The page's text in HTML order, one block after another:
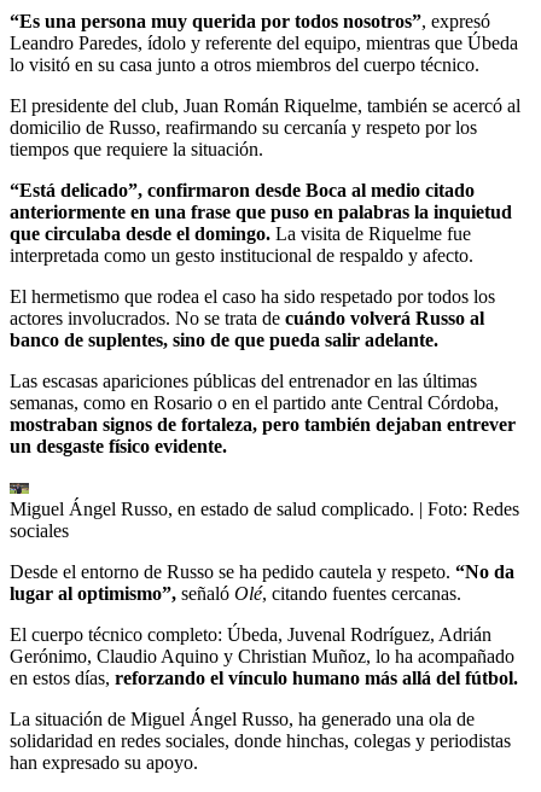
“Es una persona muy querida por todos nosotros”, expresó
Leandro Paredes, ídolo y referente del equipo, mientras que Úbeda
lo visitó en su casa junto a otros miembros del cuerpo técnico.
El presidente del club, Juan Román Riquelme, también se acercó al
domicilio de Russo, reafirmando su cercanía y respeto por los
tiempos que requiere la situación.
“Está delicado”, confirmaron desde Boca al medio citado
anteriormente en una frase que puso en palabras la inquietud
que circulaba desde el domingo. La visita de Riquelme fue
interpretada como un gesto institucional de respaldo y afecto.
El hermetismo que rodea el caso ha sido respetado por todos los
actores involucrados. No se trata de cuándo volverá Russo al
banco de suplentes, sino de que pueda salir adelante.
Las escasas apariciones públicas del entrenador en las últimas
semanas, como en Rosario o en el partido ante Central Córdoba,
mostraban signos de fortaleza, pero también dejaban entrever
un desgaste físico evidente.
Miguel Ángel Russo, en estado de salud complicado. | Foto: Redes
sociales
Desde el entorno de Russo se ha pedido cautela y respeto. “No da
lugar al optimismo”, señaló Olé, citando fuentes cercanas.
El cuerpo técnico completo: Úbeda, Juvenal Rodríguez, Adrián
Gerónimo, Claudio Aquino y Christian Muñoz, lo ha acompañado
en estos días, reforzando el vínculo humano más allá del fútbol.
La situación de Miguel Ángel Russo, ha generado una ola de
solidaridad en redes sociales, donde hinchas, colegas y periodistas
han expresado su apoyo.